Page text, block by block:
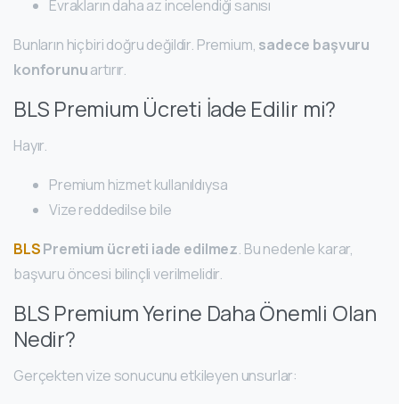
Evrakların daha az incelendiği sanısı
Bunların hiçbiri doğru değildir. Premium, sadece başvuru
konforunuartırır.
BLS Premium Ücreti İade Edilir mi?
Hayır.
Premium hizmet kullanıldıysa
Vize reddedilse bile
BLSPremium ücreti iade edilmez. Bu nedenle karar,
başvuru öncesi bilinçli verilmelidir.
BLS Premium Yerine Daha Önemli Olan
Nedir?
Gerçekten vize sonucunu etkileyen unsurlar: